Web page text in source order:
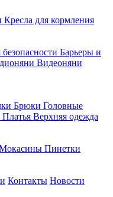
Кресла для кормления
Барьеры и
Видеоняни
Брюки Головные
Платья Верхняя одежда
Пинетки
Контакты Новости